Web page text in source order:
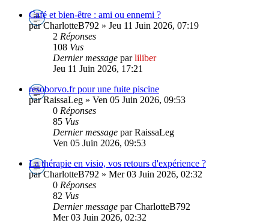
Café et bien-être : ami ou ennemi ?
par CharlotteB792 » Jeu 11 Juin 2026, 07:19
2 Réponses
108 Vus
Dernier message parliliber
Jeu 11 Juin 2026, 17:21
resoborvo.fr pour une fuite piscine
par RaissaLeg » Ven 05 Juin 2026, 09:53
0 Réponses
85 Vus
Dernier message par RaissaLeg
Ven 05 Juin 2026, 09:53
La thérapie en visio, vos retours d'expérience ?
par CharlotteB792 » Mer 03 Juin 2026, 02:32
0 Réponses
82 Vus
Dernier message par CharlotteB792
Mer 03 Juin 2026, 02:32